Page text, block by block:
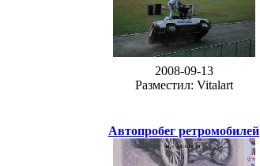
2008-09-13
Разместил: Vitalart
Автопробег ретромобилей